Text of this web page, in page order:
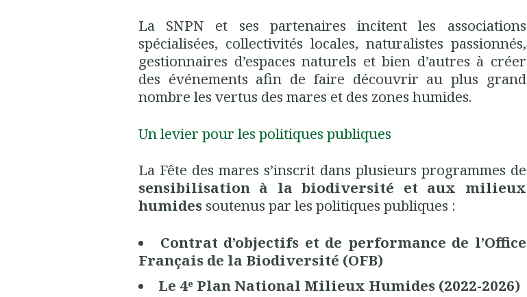
La SNPN et ses partenaires incitent les associations
spécialisées, collectivités locales, naturalistes passionnés,
gestionnaires d’espaces naturels et bien d’autres à créer
des événements afin de faire découvrir au plus grand
nombre les vertus des mares et des zones humides.
Un levier pour les politiques publiques
La Fête des mares s’inscrit dans plusieurs programmes de
sensibilisation à la biodiversité et aux milieux
humidessoutenus par les politiques publiques :
Contrat d’objectifs et de performance de l’Office
Français de la Biodiversité (OFB)
Le 4ᵉ Plan National Milieux Humides (2022-2026)